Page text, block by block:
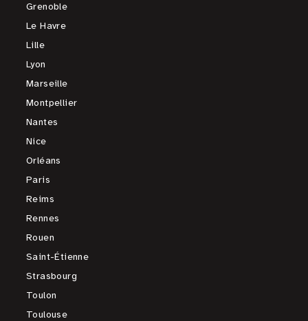
Grenoble
Le Havre
Lille
Lyon
Marseille
Montpellier
Nantes
Nice
Orléans
Paris
Reims
Rennes
Rouen
Saint-Étienne
Strasbourg
Toulon
Toulouse